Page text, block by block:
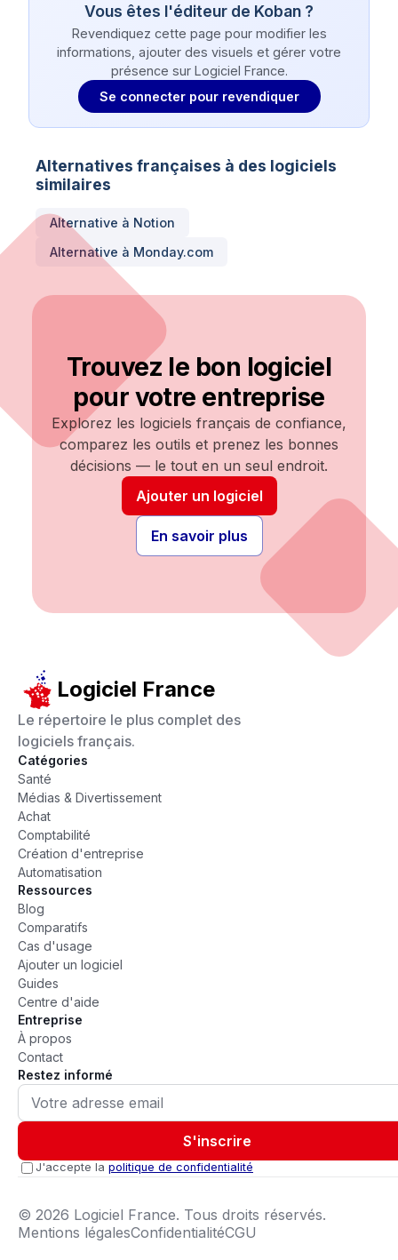
Vous êtes l'éditeur de Koban ?
Revendiquez cette page pour modifier les
informations, ajouter des visuels et gérer votre
présence sur Logiciel France.
Se connecter pour revendiquer
Alternatives françaises à des logiciels
similaires
Alternative à Notion
Alternative à Monday.com
Trouvez le bon logiciel
pour votre entreprise
Explorez les logiciels français de confiance,
comparez les outils et prenez les bonnes
décisions — le tout en un seul endroit.
Ajouter un logiciel
En savoir plus
Logiciel France
Le répertoire le plus complet des
logiciels français.
Catégories
Santé
Médias & Divertissement
Achat
Comptabilité
Création d'entreprise
Automatisation
Ressources
Blog
Comparatifs
Cas d'usage
Ajouter un logiciel
Guides
Centre d'aide
Entreprise
À propos
Contact
Restez informé
S'inscrire
J'accepte la politique de confidentialité
© 2026 Logiciel France. Tous droits réservés.
Mentions légalesConfidentialitéCGU